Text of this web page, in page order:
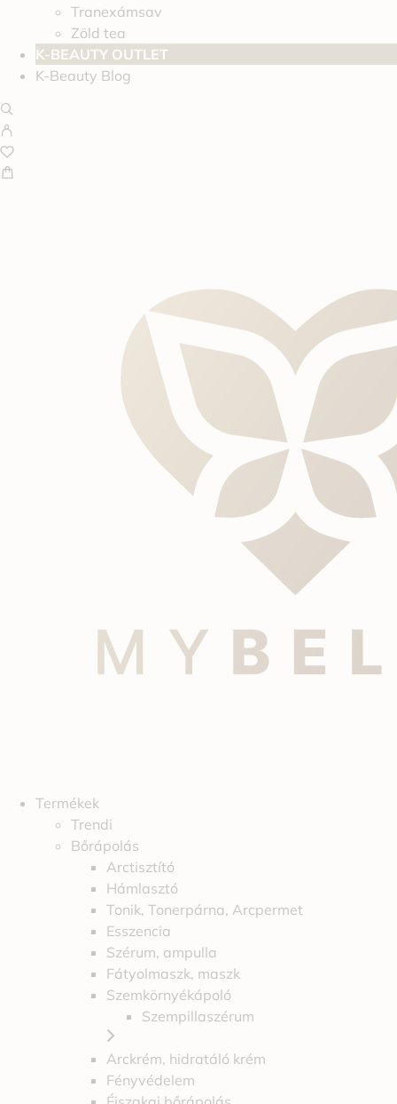
Tranexámsav
Zöld tea
K-BEAUTY OUTLET
K-Beauty Blog
Termékek
Trendi
Bőrápolás
Arctisztító
Hámlasztó
Tonik, Tonerpárna, Arcpermet
Esszencia
Szérum, ampulla
Fátyolmaszk, maszk
Szemkörnyékápoló
Szempillaszérum
Arckrém, hidratáló krém
Fényvédelem